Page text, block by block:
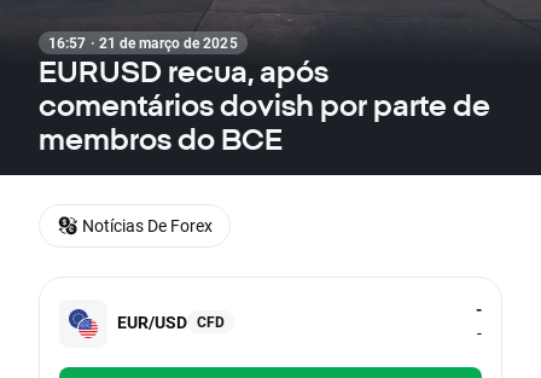
16:57 · 21 de março de 2025
EURUSD recua, após
comentários dovish por parte de
membros do BCE
EUR/USD CFD
-
-
Notícias De Forex